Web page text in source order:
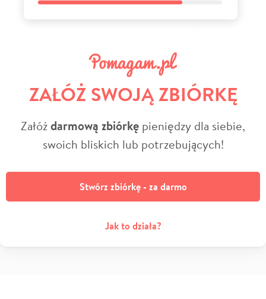
ZAŁÓŻ SWOJĄ ZBIÓRKĘ
Załóżdarmową zbiórkę pieniędzy dla siebie,
swoich bliskich lub potrzebujących!
Stwórz zbiórkę - za darmo
Jak to działa?